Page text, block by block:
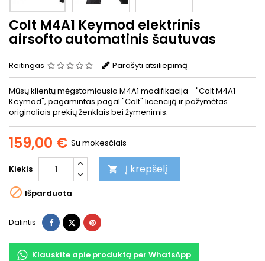
Colt M4A1 Keymod elektrinis
airsofto automatinis šautuvas
Reitingas Parašyti atsiliepimą
Mūsų klientų mėgstamiausia M4A1 modifikacija - "Colt M4A1
Keymod", pagamintas pagal "Colt" licenciją ir pažymėtas
originaliais prekių ženklais bei žymenimis.
159,00 € Su mokesčiais
Kiekis  Į krepšelį
 Išparduota
Dalintis DalintisTwitterPinterest
Klauskite apie produktą per WhatsApp